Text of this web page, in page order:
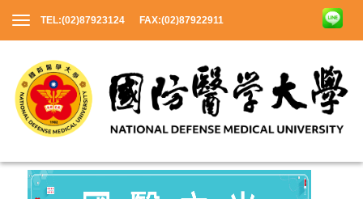
TEL:(02)87923124 FAX:(02)87922911